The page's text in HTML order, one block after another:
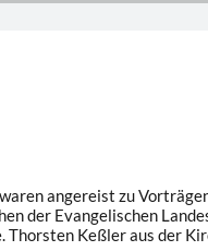
angereist zu
der Evangelischen
Thorsten Keßler aus der